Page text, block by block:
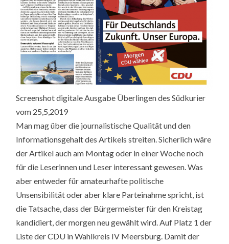
Screenshot digitale Ausgabe Überlingen des Südkurier
vom 25,5,2019
Man mag über die journalistische Qualität und den
Informationsgehalt des Artikels streiten. Sicherlich wäre
der Artikel auch am Montag oder in einer Woche noch
für die Leserinnen und Leser interessant gewesen. Was
aber entweder für amateurhafte politische
Unsensibilität oder aber klare Parteinahme spricht, ist
die Tatsache, dass der Bürgermeister für den Kreistag
kandidiert, der morgen neu gewählt wird. Auf Platz 1 der
Liste der CDU in Wahlkreis IV Meersburg. Damit der